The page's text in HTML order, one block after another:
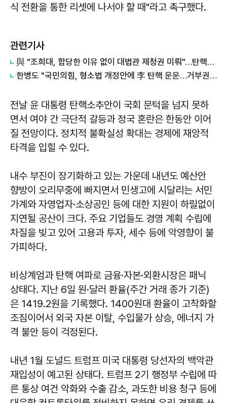
식 전환을 통한 리셋에 나서야 할 때"라고 촉구했다.
관련기사
與 "조희대, 합당한 이유 없이 대법관 제청권 미뤄"…탄핵은 '신중'
한병도 "국민의힘, 형소법 개정안에 李 탄핵 운운…거부권 행사 겁박"
전날 윤 대통령 탄핵소추안이 국회 문턱을 넘지 못하
면서 여야 간 극단적 갈등과 정국 혼란은 한동안 이어
질 전망이다. 정치적 불확실성 확대는 경제에 재앙적
타격을 입힐 수 있다.
내수 부진이 장기화하고 있는 가운데 내년도 예산안
향방이 오리무중에 빠지면서 민생고에 시달리는 서민
가계와 자영업자·소상공인 등에 대한 지원이 하릴없이
지연될 공산이 크다. 주요 기업들도 경영 계획 수립에
차질을 빚고 있어 고용과 투자, 세수 등에 악영향이 불
가피하다.
비상계엄과 탄핵 여파로 금융·자본·외환시장은 패닉
상태다. 지난 6일 원·달러 환율(주간 거래 종가 기준)
은 1419.2원을 기록했다. 1400원대 환율이 고착화할
조짐이어서 외국 자본 이탈, 수입물가 상승, 에너지 가
격 불안 등이 걱정된다.
내년 1월 도널드 트럼프 미국 대통령 당선자의 백악관
재입성이 예고된 상태다. 트럼프 2기 행정부 수립에 따
른 통상 여건 악화와 수출 감소, 과도한 비용 청구 등에